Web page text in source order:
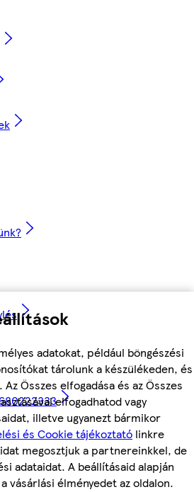
adatokat, például böngészési
tárolunk a készülékeden, és
Összes elfogadása és az Összes
elfogadhatod vagy
illetve ugyanezt bármikor
és Cookie tájékoztató linkre
megosztjuk a partnereinkkel, de
adataidat. A beállításaid alapján
vásárlási élményedet az oldalon.